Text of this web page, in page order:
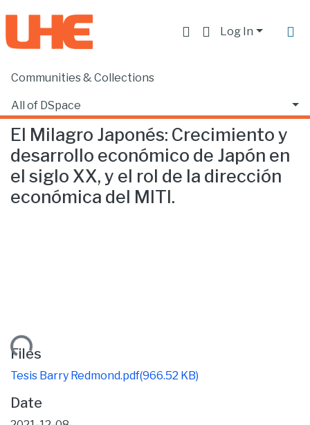
Log In
Communities & Collections
All of DSpace
Statistics
Home
El Milagro Japonés: Crecimiento y
desarrollo económico de Japón en
el siglo XX, y el rol de la dirección
económica del MITI.
Files
Tesis Barry Redmond.pdf(966.52 KB)
Date